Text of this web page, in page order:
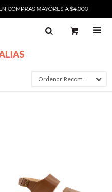

Recomendado